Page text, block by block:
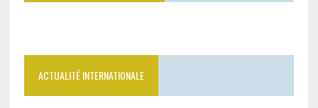
ACTUALITÉ INTERNATIONALE